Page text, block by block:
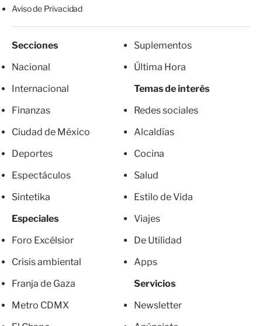
Aviso de Privacidad
Secciones
Nacional
Internacional
Finanzas
Ciudad de México
Deportes
Espectáculos
Sintetika
Especiales
Foro Excélsior
Crisis ambiental
Franja de Gaza
Metro CDMX
Suplementos
Última Hora
Temas de interés
Redes sociales
Alcaldías
Cocina
Salud
Estilo de Vida
Viajes
De Utilidad
Apps
Servicios
Newsletter